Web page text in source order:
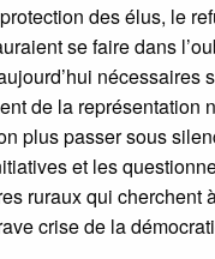
des élus, le
se faire dans
nécessaires
de la représentation
plus passer sous
et les
ruraux qui cherchent
crise de la